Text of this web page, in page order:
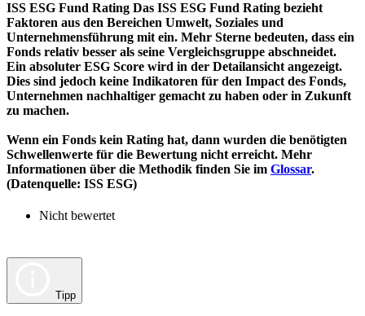
ISS ESG Fund Rating Das ISS ESG Fund Rating bezieht
Faktoren aus den Bereichen Umwelt, Soziales und
Unternehmensführung mit ein. Mehr Sterne bedeuten, dass ein
Fonds relativ besser als seine Vergleichsgruppe abschneidet.
Ein absoluter ESG Score wird in der Detailansicht angezeigt.
Dies sind jedoch keine Indikatoren für den Impact des Fonds,
Unternehmen nachhaltiger gemacht zu haben oder in Zukunft
zu machen.
Wenn ein Fonds kein Rating hat, dann wurden die benötigten
Schwellenwerte für die Bewertung nicht erreicht. Mehr
Informationen über die Methodik finden Sie im Glossar.
(Datenquelle: ISS ESG)
Nicht bewertet
Tipp